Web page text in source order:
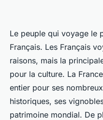
Le peuple qui voyage le
Français. Les Français
raisons, mais la
pour la culture. La
entier pour ses
historiques, ses
patrimoine mondial. De